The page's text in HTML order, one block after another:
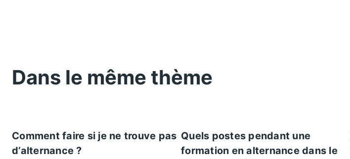
Dans le même thème
Comment faire si je ne trouve pas
d’alternance ?
Quels postes pendant une
formation en alternance dans le